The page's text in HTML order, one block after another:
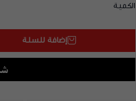
الكمية
إضافة للسلة